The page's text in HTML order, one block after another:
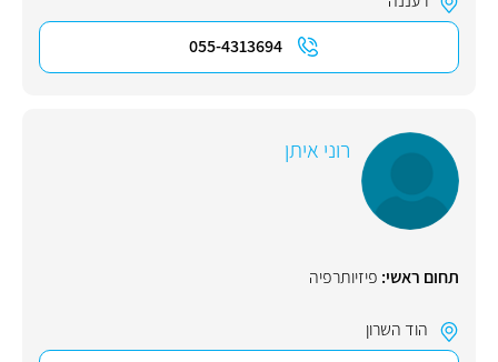
055-4313694
רוני איתן
תחום ראשי: פיזיותרפיה
הוד השרון